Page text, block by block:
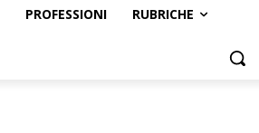
PROFESSIONI RUBRICHE